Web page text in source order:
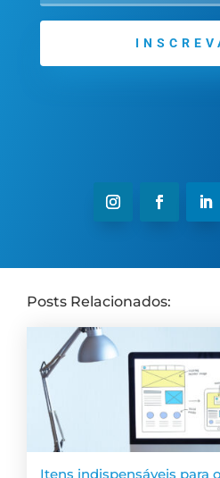
Posts Relacionados:
Itens indispensáveis para